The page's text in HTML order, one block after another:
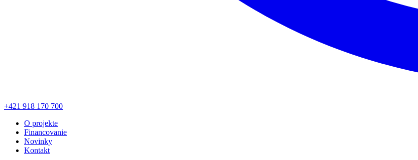
+421 918 170 700
O projekte
Financovanie
Novinky
Kontakt